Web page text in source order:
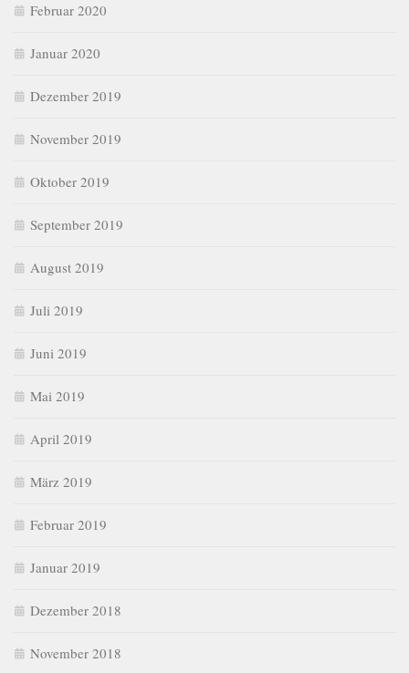
Februar 2020
Januar 2020
Dezember 2019
November 2019
Oktober 2019
September 2019
August 2019
Juli 2019
Juni 2019
Mai 2019
April 2019
März 2019
Februar 2019
Januar 2019
Dezember 2018
November 2018